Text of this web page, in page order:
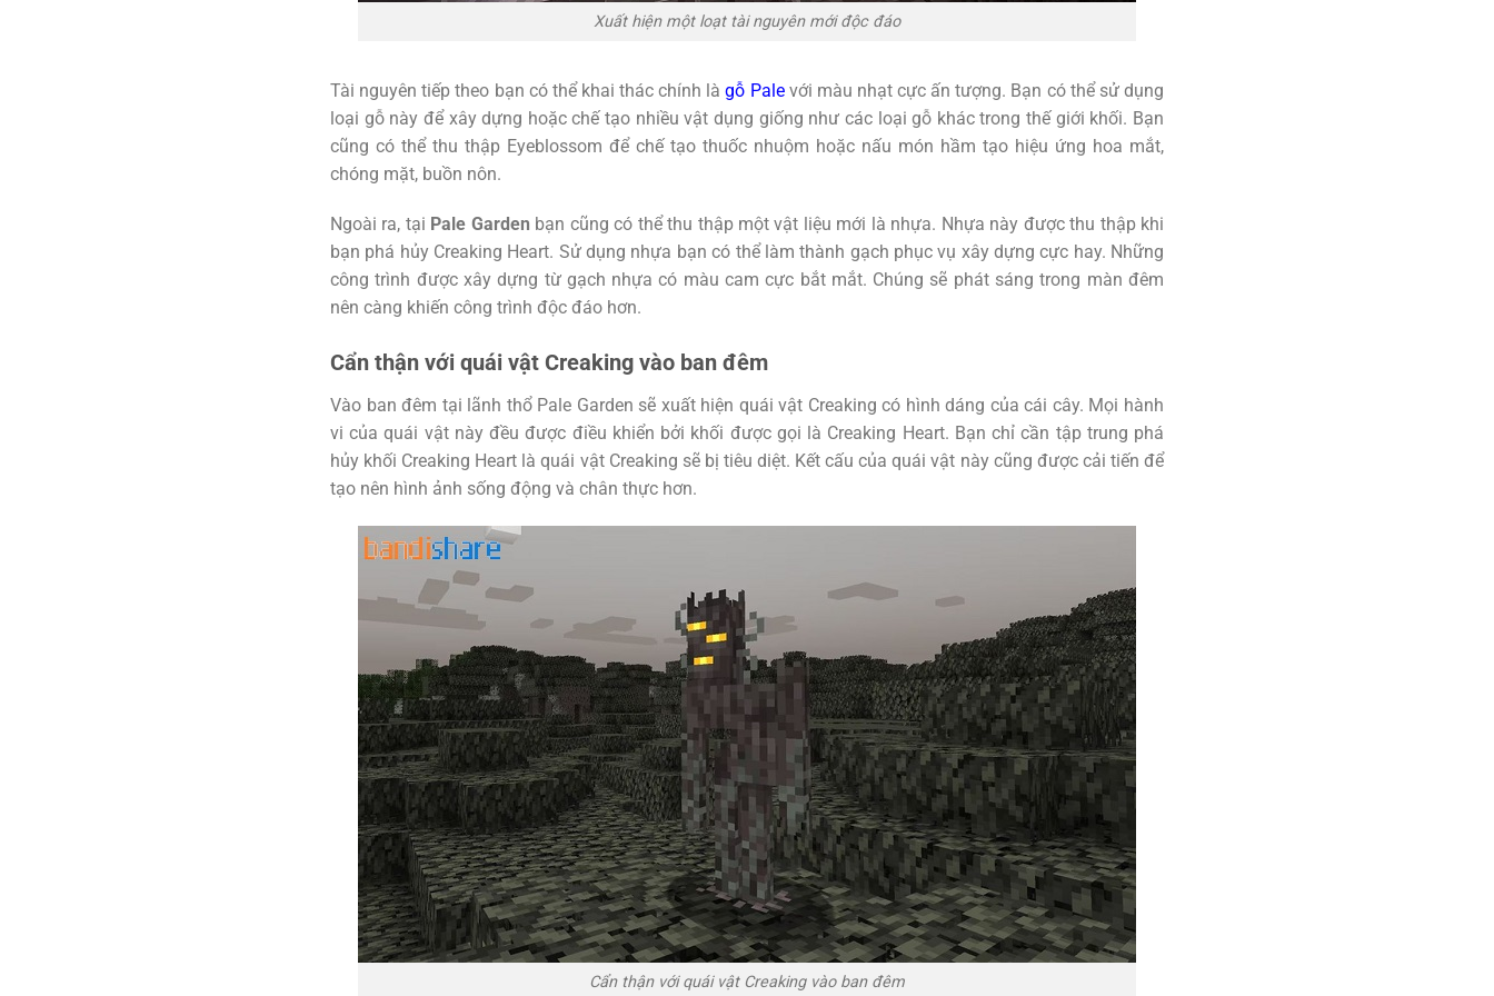
Xuất hiện một loạt tài nguyên mới độc đáo
Tài nguyên tiếp theo bạn có thể khai thác chính là gỗ Palevới màu nhạt cực ấn tượng. Bạn có thể sử dụng
loại gỗ này để xây dựng hoặc chế tạo nhiều vật dụng giống như các loại gỗ khác trong thế giới khối. Bạn
cũng có thể thu thập Eyeblossom để chế tạo thuốc nhuộm hoặc nấu món hầm tạo hiệu ứng hoa mắt,
chóng mặt, buồn nôn.
Ngoài ra, tại Pale Garden bạn cũng có thể thu thập một vật liệu mới là nhựa. Nhựa này được thu thập khi
bạn phá hủy Creaking Heart. Sử dụng nhựa bạn có thể làm thành gạch phục vụ xây dựng cực hay. Những
công trình được xây dựng từ gạch nhựa có màu cam cực bắt mắt. Chúng sẽ phát sáng trong màn đêm
nên càng khiến công trình độc đáo hơn.
Cẩn thận với quái vật Creaking vào ban đêm
Vào ban đêm tại lãnh thổ Pale Garden sẽ xuất hiện quái vật Creaking có hình dáng của cái cây. Mọi hành
vi của quái vật này đều được điều khiển bởi khối được gọi là Creaking Heart. Bạn chỉ cần tập trung phá
hủy khối Creaking Heart là quái vật Creaking sẽ bị tiêu diệt. Kết cấu của quái vật này cũng được cải tiến để
tạo nên hình ảnh sống động và chân thực hơn.
Cẩn thận với quái vật Creaking vào ban đêm